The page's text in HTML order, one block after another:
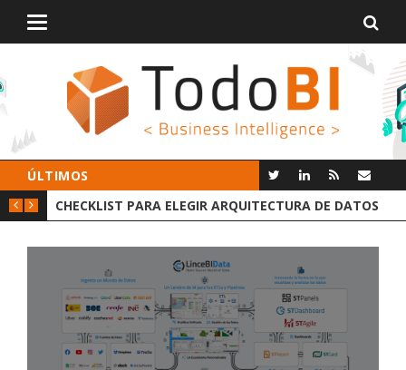
Alternar
ÚLTIMOS
PARA ELEGIR ARQUITECTURA DE DATOS
GROOT AI